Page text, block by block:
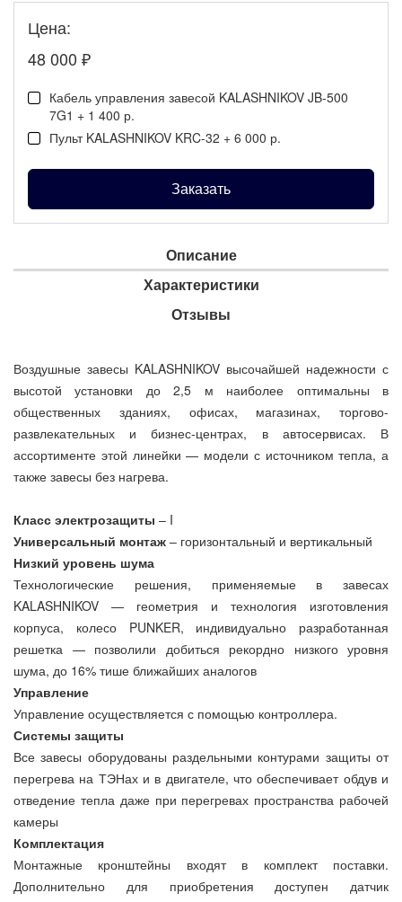
Цена:
48 000 ₽
Кабель управления завесой KALASHNIKOV JB-500
7G1 + 1 400 р.
Пульт KALASHNIKOV KRC-32 + 6 000 р.
Заказать
Описание
Характеристики
Отзывы
Воздушные завесы KALASHNIKOV высочайшей надежности с
высотой установки до 2,5 м наиболее оптимальны в
общественных зданиях, офисах, магазинах, торгово-
развлекательных и бизнес-центрах, в автосервисах. В
ассортименте этой линейки — модели с источником тепла, а
также завесы без нагрева.
Класс электрозащиты – I
Универсальный монтаж – горизонтальный и вертикальный
Низкий уровень шума
Технологические решения, применяемые в завесах
KALASHNIKOV — геометрия и технология изготовления
корпуса, колесо PUNKER, индивидуально разработанная
решетка — позволили добиться рекордно низкого уровня
шума, до 16% тише ближайших аналогов
Управление
Управление осуществляется с помощью контроллера.
Системы защиты
Все завесы оборудованы раздельными контурами защиты от
перегрева на ТЭНах и в двигателе, что обеспечивает обдув и
отведение тепла даже при перегревах пространства рабочей
камеры
Комплектация
Монтажные кронштейны входят в комплект поставки.
Дополнительно для приобретения доступен датчик